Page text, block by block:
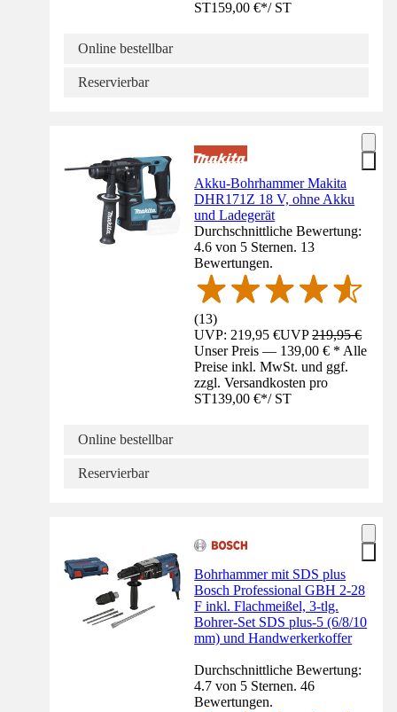
ST159,00 €*/ ST
Online bestellbar
Reservierbar
Akku-Bohrhammer Makita
DHR171Z 18 V, ohne Akku
und Ladegerät
Durchschnittliche Bewertung:
4.6 von 5 Sternen. 13
Bewertungen.
(13)
UVP: 219,95 €UVP219,95 €
Unser Preis — 139,00 € * Alle
Preise inkl. MwSt. und ggf.
zzgl. Versandkosten pro
ST139,00 €*/ ST
Online bestellbar
Reservierbar
Bohrhammer mit SDS plus
Bosch Professional GBH 2-28
F inkl. Flachmeißel, 3-tlg.
Bohrer-Set SDS plus-5 (6/8/10
mm) und Handwerkerkoffer
Durchschnittliche Bewertung:
4.7 von 5 Sternen. 46
Bewertungen.